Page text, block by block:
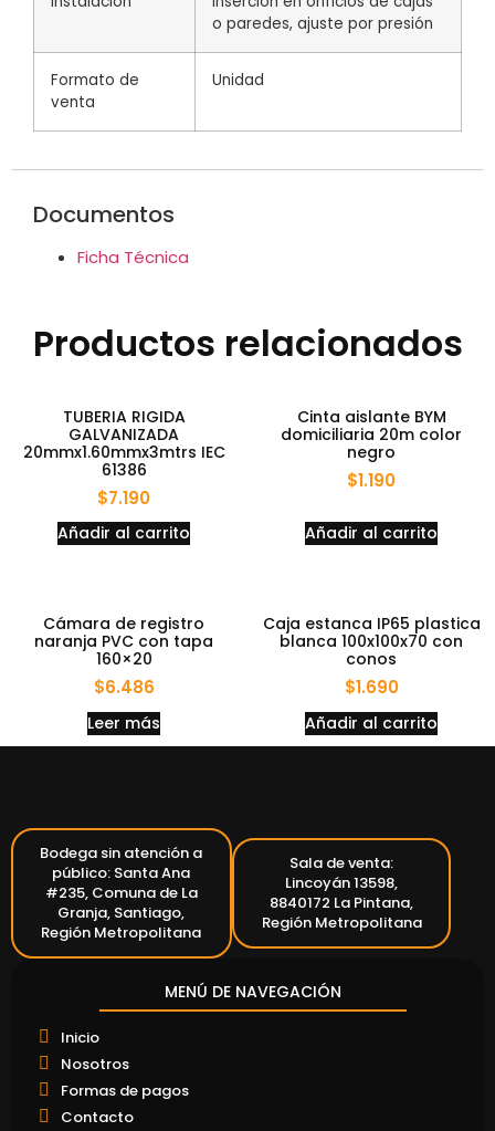
o paredes, ajuste por presión
Formato de
venta
Unidad
Documentos
Ficha Técnica
Productos relacionados
TUBERIA RIGIDA
GALVANIZADA
20mmx1.60mmx3mtrs IEC
61386
$7.190
Añadir al carrito
Cinta aislante BYM
domiciliaria 20m color
negro
$1.190
Añadir al carrito
Cámara de registro
naranja PVC con tapa
160×20
$6.486
Leer más
Caja estanca IP65 plastica
blanca 100x100x70 con
conos
$1.690
Añadir al carrito
Bodega sin atención a
público: Santa Ana
#235, Comuna de La
Granja, Santiago,
Región Metropolitana
Sala de venta:
Lincoyán 13598,
8840172 La Pintana,
Región Metropolitana
MENÚ DE NAVEGACIÓN
Inicio
Nosotros
Formas de pagos
Contacto